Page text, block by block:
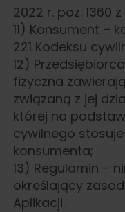
2022 r. poz. 1360
11) Konsument –
221 Kodeksu
12)
fizyczna
związaną z jej
której na
cywilnego
konsumenta;
13) Regulamin –
określający
Aplikacji.